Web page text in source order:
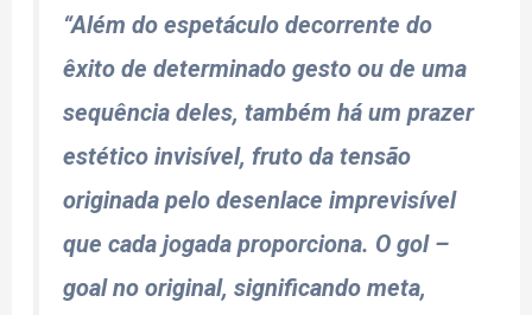
“Além do espetáculo decorrente do
êxito de determinado gesto ou de uma
sequência deles, também há um prazer
estético invisível, fruto da tensão
originada pelo desenlace imprevisível
que cada jogada proporciona. O gol –
goal no original, significando meta,